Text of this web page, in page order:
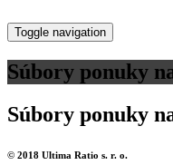
Toggle navigation
Súbory ponuky
Súbory ponuky
© 2018 Ultima Ratio s. r. o.